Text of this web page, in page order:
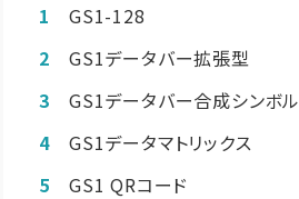
GS1-128
GS1データバー拡張型
GS1データバー合成シンボル
GS1データマトリックス
GS1 QRコード